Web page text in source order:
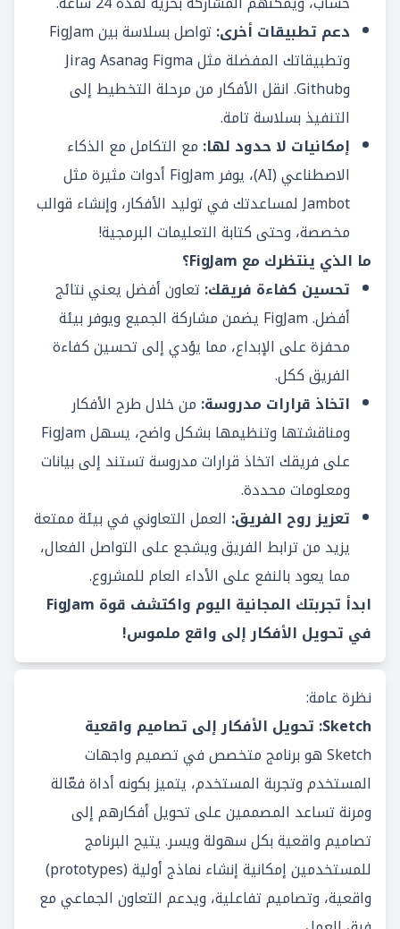
دعم تطبيقات أخرى:
تواصل بسلاسة بين FigJam
وتطبيقاتك المفضلة مثل Figma وAsana وJira
وGithub. انقل الأفكار من مرحلة التخطيط إلى
التنفيذ بسلاسة تامة.
إمكانيات لا حدود لها: مع التكامل مع الذكاء
الاصطناعي (AI)، يوفر FigJam أدوات مثيرة مثل
Jambot لمساعدتك في توليد الأفكار، وإنشاء قوالب
مخصصة، وحتى كتابة التعليمات البرمجية!
ما الذي ينتظرك مع FigJam؟
تحسين كفاءة فريقك: تعاون أفضل يعني نتائج
أفضل. FigJam يضمن مشاركة الجميع ويوفر بيئة
محفزة على الإبداع، مما يؤدي إلى تحسين كفاءة
الفريق ككل.
اتخاذ قرارات مدروسة: من خلال طرح الأفكار
ومناقشتها وتنظيمها بشكل واضح، يسهل FigJam
على فريقك اتخاذ قرارات مدروسة تستند إلى بيانات
ومعلومات محددة.
تعزيز روح الفريق: العمل التعاوني في بيئة ممتعة
يزيد من ترابط الفريق ويشجع على التواصل الفعال،
مما يعود بالنفع على الأداء العام للمشروع.
ابدأ تجربتك المجانية اليوم واكتشف قوة FigJam
في تحويل الأفكار إلى واقع ملموس!
نظرة عامة:
Sketch: تحويل الأفكار إلى تصاميم واقعية
Sketch هو برنامج متخصص في تصميم واجهات
المستخدم وتجربة المستخدم، يتميز بكونه أداة فعّالة
ومرنة تساعد المصممين على تحويل أفكارهم إلى
تصاميم واقعية بكل سهولة ويسر. يتيح البرنامج
للمستخدمين إمكانية إنشاء نماذج أولية (prototypes)
واقعية، وتصاميم تفاعلية، ويدعم التعاون الجماعي مع